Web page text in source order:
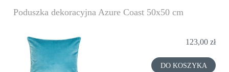
Poduszka dekoracyjna Azure Coast 50x50 cm
123,00 zł
DO KOSZYKA